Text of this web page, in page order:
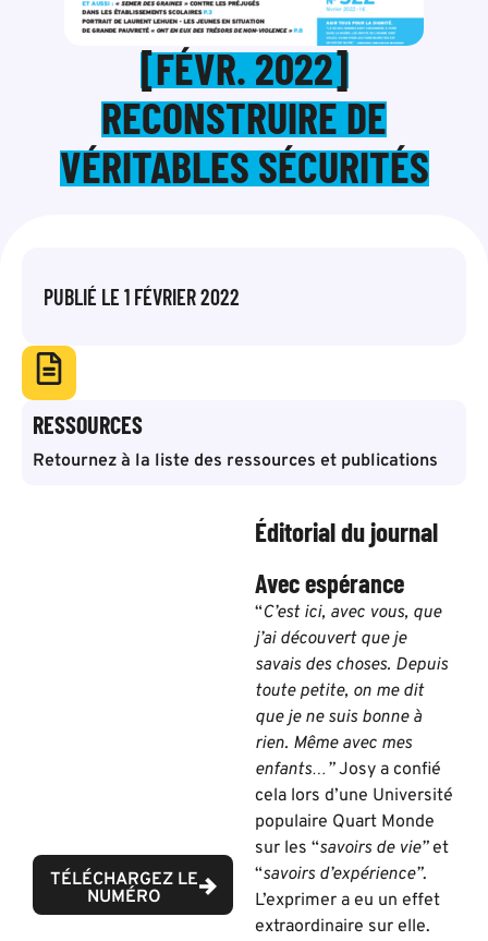
[FÉVR. 2022]
RECONSTRUIRE DE
VÉRITABLES SÉCURITÉS
PUBLIÉ LE 1 FÉVRIER 2022
RESSOURCES
Retournez à la liste des ressources et publications
TÉLÉCHARGEZ LE
NUMÉRO
Éditorial du journal
Avec espérance
“C’est ici, avec vous, que
j’ai découvert que je
savais des choses. Depuis
toute petite, on me dit
que je ne suis bonne à
rien. Même avec mes
enfants…”Josy a confié
cela lors d’une Université
populaire Quart Monde
sur les “savoirs de vie”et
“savoirs d’expérience”.
L’exprimer a eu un effet
extraordinaire sur elle.